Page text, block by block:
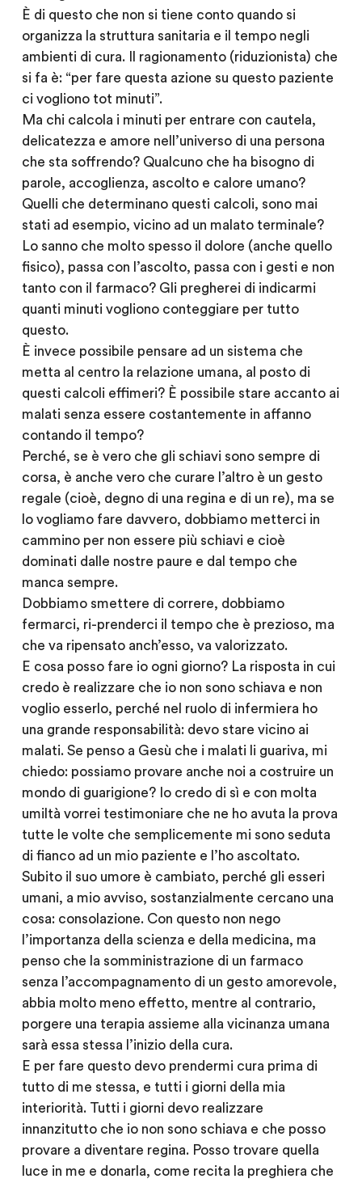
È di questo che non si tiene conto quando si
organizza la struttura sanitaria e il tempo negli
ambienti di cura. Il ragionamento (riduzionista) che
si fa è: “per fare questa azione su questo paziente
ci vogliono tot minuti”.
Ma chi calcola i minuti per entrare con cautela,
delicatezza e amore nell’universo di una persona
che sta soffrendo? Qualcuno che ha bisogno di
parole, accoglienza, ascolto e calore umano?
Quelli che determinano questi calcoli, sono mai
stati ad esempio, vicino ad un malato terminale?
Lo sanno che molto spesso il dolore (anche quello
fisico), passa con l’ascolto, passa con i gesti e non
tanto con il farmaco? Gli pregherei di indicarmi
quanti minuti vogliono conteggiare per tutto
questo.
È invece possibile pensare ad un sistema che
metta al centro la relazione umana, al posto di
questi calcoli effimeri? È possibile stare accanto ai
malati senza essere costantemente in affanno
contando il tempo?
Perché, se è vero che gli schiavi sono sempre di
corsa, è anche vero che curare l’altro è un gesto
regale (cioè, degno di una regina e di un re), ma se
lo vogliamo fare davvero, dobbiamo metterci in
cammino per non essere più schiavi e cioè
dominati dalle nostre paure e dal tempo che
manca sempre.
Dobbiamo smettere di correre, dobbiamo
fermarci, ri-prenderci il tempo che è prezioso, ma
che va ripensato anch’esso, va valorizzato.
E cosa posso fare io ogni giorno? La risposta in cui
credo è realizzare che io non sono schiava e non
voglio esserlo, perché nel ruolo di infermiera ho
una grande responsabilità: devo stare vicino ai
malati. Se penso a Gesù che i malati li guariva, mi
chiedo: possiamo provare anche noi a costruire un
mondo di guarigione? Io credo di sì e con molta
umiltà vorrei testimoniare che ne ho avuta la prova
tutte le volte che semplicemente mi sono seduta
di fianco ad un mio paziente e l’ho ascoltato.
Subito il suo umore è cambiato, perché gli esseri
umani, a mio avviso, sostanzialmente cercano una
cosa: consolazione. Con questo non nego
l’importanza della scienza e della medicina, ma
penso che la somministrazione di un farmaco
senza l’accompagnamento di un gesto amorevole,
abbia molto meno effetto, mentre al contrario,
porgere una terapia assieme alla vicinanza umana
sarà essa stessa l’inizio della cura.
E per fare questo devo prendermi cura prima di
tutto di me stessa, e tutti i giorni della mia
interiorità. Tutti i giorni devo realizzare
innanzitutto che io non sono schiava e che posso
provare a diventare regina. Posso trovare quella
luce in me e donarla, come recita la preghiera che